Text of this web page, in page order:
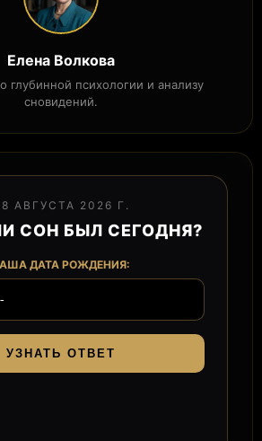
Елена Волкова
глубинной психологии и анализу
сновидений.
АВГУСТА 2026 Г.
СОН БЫЛ СЕГОДНЯ?
ДАТА РОЖДЕНИЯ:
УЗНАТЬ ОТВЕТ